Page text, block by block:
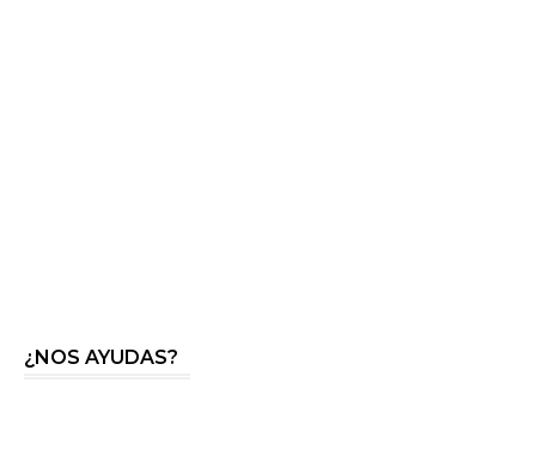
¿NOS AYUDAS?